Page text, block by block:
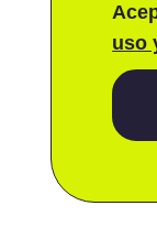
uso